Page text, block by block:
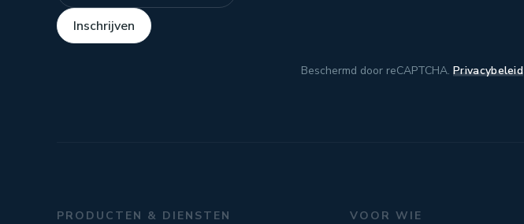
Inschrijven
Beschermd door reCAPTCHA.Privacybeleid
PRODUCTEN & DIENSTEN VOOR WIE